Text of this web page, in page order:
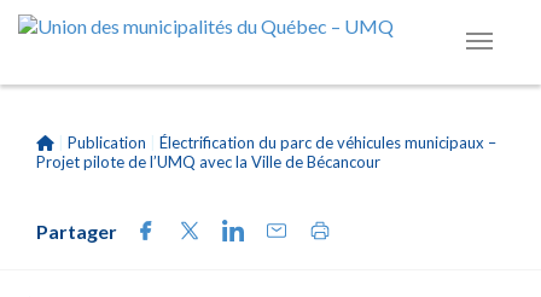
Publication
Électrification du parc de véhicules municipaux –
Projet pilote de l’UMQ avec la Ville de Bécancour
Partager